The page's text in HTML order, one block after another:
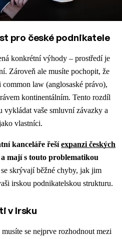
pro české podnikatele
konkrétní výhody – prostředí je
Zároveň ale musíte pochopit, že
law (anglosaské právo),
kontinentálním. Tento rozdíl
vykládat vaše smluvní závazky a
vlastníci.
kanceláře řešíexpanzi českých
mají s touto problematikou
skrývají běžné chyby, jak jim
irskou podnikatelskou strukturu.
v Irsku
se nejprve rozhodnout mezi